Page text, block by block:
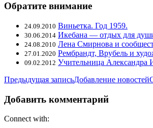
Обратите внимание
24.09.2010 Виньетка. Год 1959.
30.06.2014 Икебана — отдых для
24.08.2010 Лена Смирнова и
27.01.2020 Рембрандт, Врубель и
09.02.2012 Учительница Александра
Навигация
по
записям
Предыдущая записьДобавление новостей
Добавить комментарий
Connect with: